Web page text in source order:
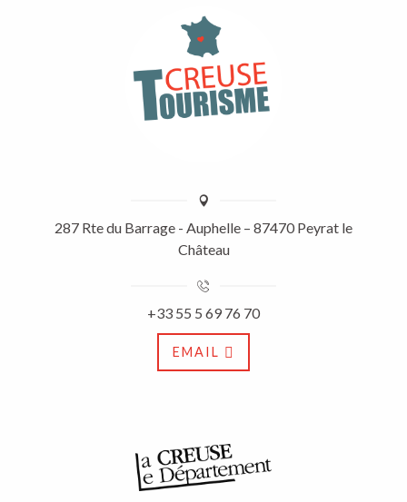
287 Rte du Barrage - Auphelle – 87470 Peyrat le
Château
+33 55 5 69 76 70
EMAIL